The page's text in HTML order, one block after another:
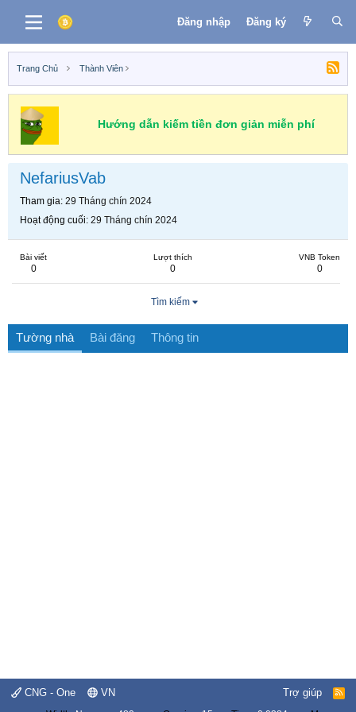
Đăng nhập Đăng ký
Trang Chủ Thành Viên
Hướng dẫn kiếm tiền đơn giản miễn phí
NefariusVab
Tham gia 29 Tháng chín 2024
Hoạt động cuối 29 Tháng chín 2024
Bài viết
0
Lượt thích
0
VNB Token
0
Tìm kiếm
Tường nhà Bài đăng Thông tin
CNG - One VN Trợ giúp
R